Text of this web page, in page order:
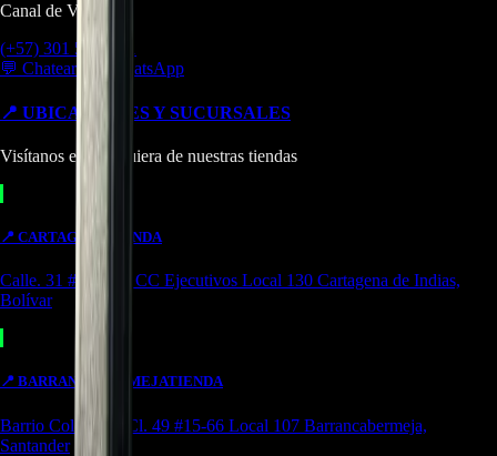
Canal de Ventas!!
(+57) 301 5739461
💬 Chatear por WhatsApp
📍 UBICACIONES Y SUCURSALES
Visítanos en cualquiera de nuestras tiendas
📍 CARTAGENA TIENDA
Calle. 31 #57-106. CC Ejecutivos Local 130 Cartagena de Indias,
Bolívar
📍 BARRANCABERMEJATIENDA
Barrio Colombia, Cl. 49 #15-66 Local 107 Barrancabermeja,
Santander